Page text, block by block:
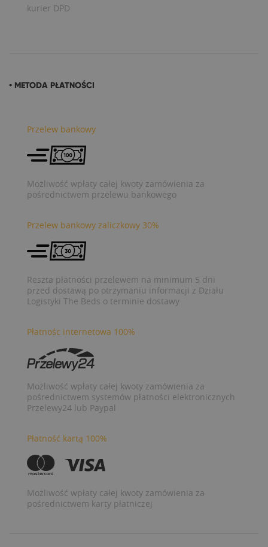
kurier DPD
• METODA PŁATNOŚCI
Przelew bankowy
Możliwość wpłaty całej kwoty zamówienia za
pośrednictwem przelewu bankowego
Przelew bankowy zaliczkowy 30%
Reszta płatności przelewem na minimum 5 dni
przed dostawą po otrzymaniu informacji z Działu
Logistyki The Beds o terminie dostawy
Płatnośc internetowa 100%
Możliwość wpłaty całej kwoty zamówienia za
pośrednictwem systemów płatności elektronicznych
Przelewy24 lub Paypal
Płatność kartą 100%
Możliwość wpłaty całej kwoty zamówienia za
pośrednictwem karty płatniczej